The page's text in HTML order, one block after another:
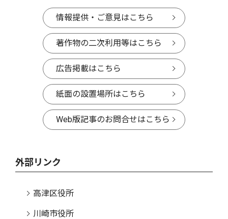
情報提供・ご意見はこちら
著作物の二次利用等はこちら
広告掲載はこちら
紙面の設置場所はこちら
Web版記事のお問合せはこちら
外部リンク
高津区役所
川崎市役所